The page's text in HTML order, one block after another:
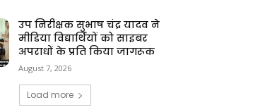
उप निरीक्षक सुभाष चंद्र यादव ने
मीडिया विद्यार्थियों को साइबर
अपराधों के प्रति किया जागरूक
August 7, 2026
Load more